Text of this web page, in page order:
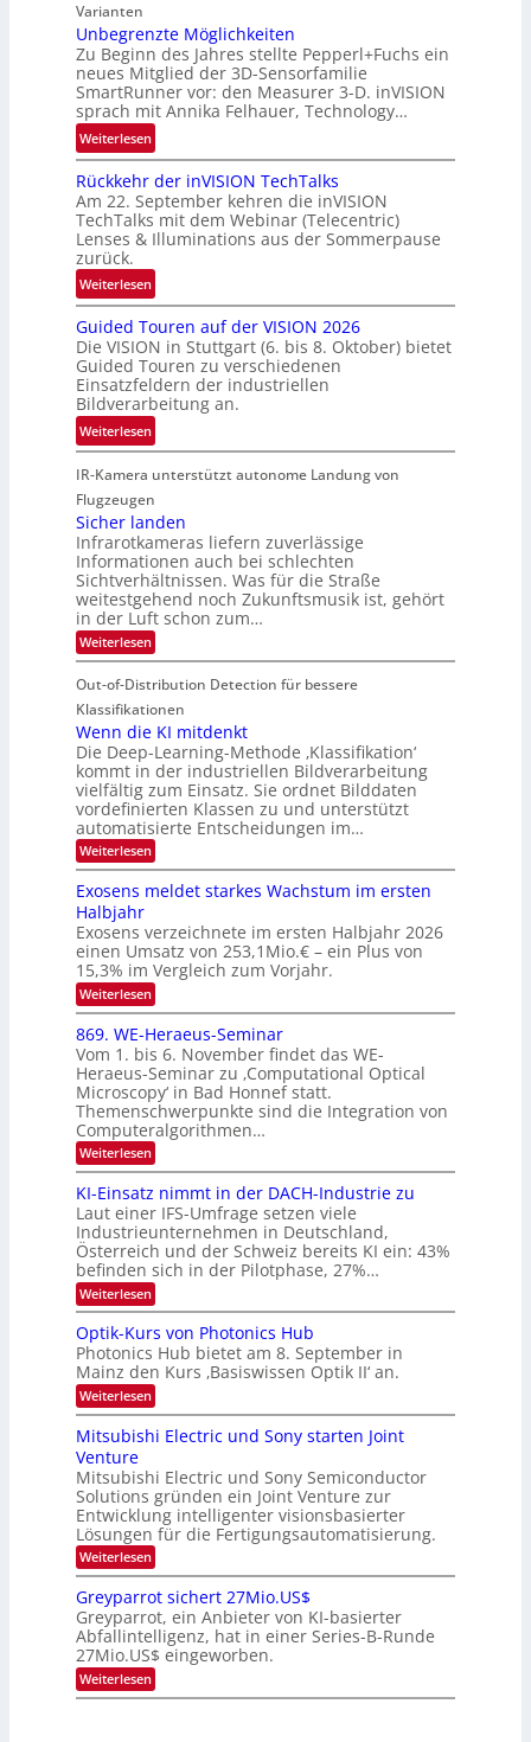
a
u
m
f
a
h
r
t
t
e
c
h
i
k
t
n
e
r
s
c
h
a
f
t
i
s
c
h
e
n
4
K
-
M
e
m
s
u
n
d
M
a
n
t
i
S
p
e
c
t
r
Varianten
Unbegrenzte Möglichkeiten
Zu Beginn des Jahres stellte Pepperl+Fuchs ein
neues Mitglied der 3D-Sensorfamilie
SmartRunner vor: den Measurer 3-D. inVISION
sprach mit Annika Felhauer, Technology…
Weiterlesen:
U
n
b
e
g
r
e
z
t
e
M
ö
g
l
i
c
h
k
e
i
t
e
Rückkehr der inVISION TechTalks
Am 22. September kehren die inVISION
TechTalks mit dem Webinar (Telecentric)
Lenses & Illuminations aus der Sommerpause
zurück.
Weiterlesen:
R
ü
c
k
k
e
h
d
e
r
i
n
V
I
S
I
O
N
T
e
c
h
T
a
l
k
Guided Touren auf der VISION 2026
Die VISION in Stuttgart (6. bis 8. Oktober) bietet
Guided Touren zu verschiedenen
Einsatzfeldern der industriellen
Bildverarbeitung an.
Weiterlesen:
G
u
i
d
e
d
T
o
u
r
u
d
e
r
V
S
O
N
2
0
2
6
IR-Kamera unterstützt autonome Landung von
Flugzeugen
Sicher landen
Infrarotkameras liefern zuverlässige
Informationen auch bei schlechten
Sichtverhältnissen. Was für die Straße
weitestgehend noch Zukunftsmusik ist, gehört
in der Luft schon zum…
Weiterlesen:
S
c
h
l
a
n
d
e
n
Out-of-Distribution Detection für bessere
Klassifikationen
Wenn die KI mitdenkt
Die Deep-Learning-Methode ‚Klassifikation‘
kommt in der industriellen Bildverarbeitung
vielfältig zum Einsatz. Sie ordnet Bilddaten
vordefinierten Klassen zu und unterstützt
automatisierte Entscheidungen im…
Weiterlesen:
W
n
d
i
e
K
I
m
i
t
d
e
n
k
t
Exosens meldet starkes Wachstum im ersten
Halbjahr
Exosens verzeichnete im ersten Halbjahr 2026
einen Umsatz von 253,1Mio.€ – ein Plus von
15,3% im Vergleich zum Vorjahr.
Weiterlesen:
E
x
o
s
e
n
s
m
e
l
d
e
t
s
t
a
r
k
e
W
a
c
h
s
u
i
m
e
r
s
t
e
n
H
a
l
b
j
a
869. WE-Heraeus-Seminar
Vom 1. bis 6. November findet das WE-
Heraeus-Seminar zu ‚Computational Optical
Microscopy‘ in Bad Honnef statt.
Themenschwerpunkte sind die Integration von
Computeralgorithmen…
Weiterlesen:
8
9
.
W
E
-
H
e
r
a
e
u
s
-
S
e
n
a
r
KI-Einsatz nimmt in der DACH-Industrie zu
Laut einer IFS-Umfrage setzen viele
Industrieunternehmen in Deutschland,
Österreich und der Schweiz bereits KI ein: 43%
befinden sich in der Pilotphase, 27%…
Weiterlesen:
K
-
E
i
n
s
t
n
m
m
t
i
n
d
e
r
D
A
C
H
Optik-Kurs von Photonics Hub
Photonics Hub bietet am 8. September in
Mainz den Kurs ‚Basiswissen Optik II‘ an.
Weiterlesen:
O
p
t
k
-
K
u
r
s
v
o
n
P
h
o
t
o
Mitsubishi Electric und Sony starten Joint
Venture
Mitsubishi Electric und Sony Semiconductor
Solutions gründen ein Joint Venture zur
Entwicklung intelligenter visionsbasierter
Lösungen für die Fertigungsautomatisierung.
Weiterlesen:
M
t
s
u
b
i
s
h
Greyparrot sichert 27Mio.US$
Greyparrot, ein Anbieter von KI-basierter
Abfallintelligenz, hat in einer Series-B-Runde
27Mio.US$ eingeworben.
Weiterlesen:
G